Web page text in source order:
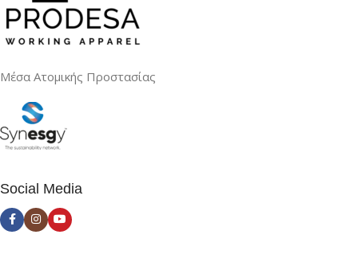
Μέσα Ατομικής Προστασίας
Social Media